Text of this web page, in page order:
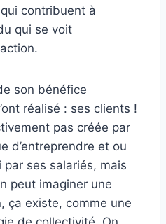
contribuent à
qui se voit
son bénéfice
réalisé : ses clients !
pas créée par
d’entreprendre et ou
par ses salariés, mais
peut imaginer une
ça existe, comme une